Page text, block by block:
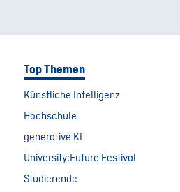
Top Themen
Künstliche Intelligenz
Hochschule
generative KI
University:Future Festival
Studierende